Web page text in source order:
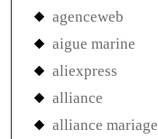
agenceweb
aigue marine
aliexpress
alliance
alliance mariage